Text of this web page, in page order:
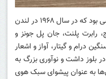
یک گروه راک انگلیسی بود که در سال ۱۹۶۸ در لندن
رابرت پلنت، جان پل جونز و
درام و گیتار، آواز و اشعار
بلوز داشت و نوآوری بزرگ به
به عنوان پیشوای سبک هوی